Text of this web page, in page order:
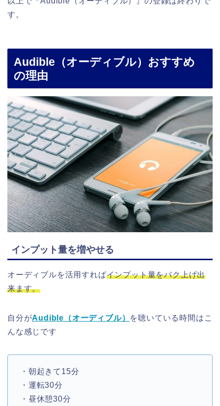
す。
Audible（オーディブル）おすすめ
の理由
インプット量を増やせる
オーディブルを活用すればインプット量をバク上げ出
来ます。
自分がAudible（オーディブル） を聴いている時間はこ
んな感じです
・朝起きて15分
・運転30分
・昼休憩30分